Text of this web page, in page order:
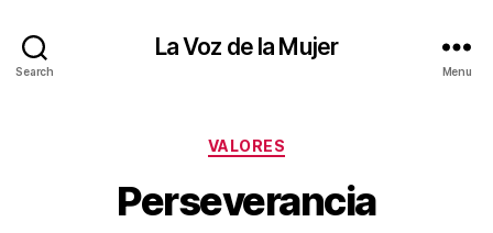
Search
La Voz de la Mujer
Menu
Categories
VALORES
Perseverancia